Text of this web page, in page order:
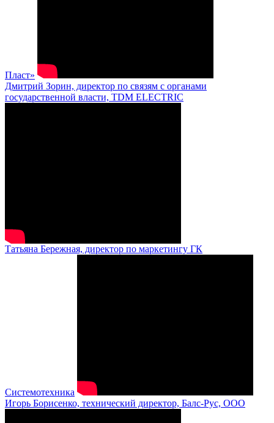
Пласт»
Дмитрий Зорин, директор по связям с органами
государственной власти, TDM ELECTRIC
Татьяна Бережная, директор по маркетингу ГК
Системотехника
Игорь Борисенко, технический директор, Балс-Рус, ООО